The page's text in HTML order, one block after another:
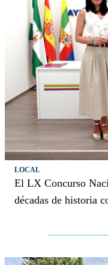
LOCAL
El LX Concurso
décadas de historia